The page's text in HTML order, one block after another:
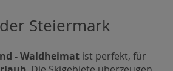
Steiermark
- Waldheimat ist perfekt, für